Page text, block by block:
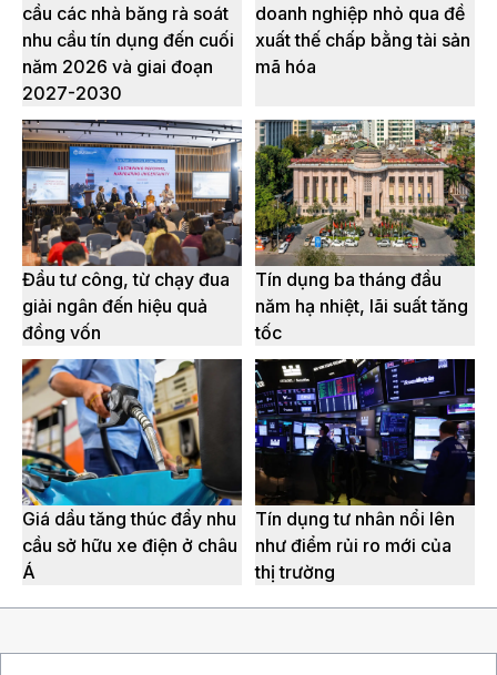
cầu các nhà băng rà soát
nhu cầu tín dụng đến cuối
năm 2026 và giai đoạn
2027-2030
doanh nghiệp nhỏ qua đề
xuất thế chấp bằng tài sản
mã hóa
Đầu tư công, từ chạy đua
giải ngân đến hiệu quả
đồng vốn
Tín dụng ba tháng đầu
năm hạ nhiệt, lãi suất tăng
tốc
Giá dầu tăng thúc đẩy nhu
cầu sở hữu xe điện ở châu
Á
Tín dụng tư nhân nổi lên
như điểm rủi ro mới của
thị trường